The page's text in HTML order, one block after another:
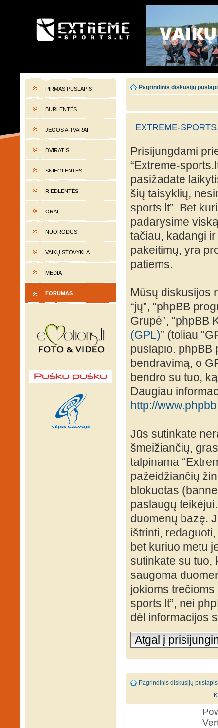
EXTREME-SPORTS.LT
PIRMAS PUSLAPIS
BURLENTĖS
JĖGOS AITVARAI
DVIRATIS
SNIEGLENTĖS
RIEDLENTĖS
ORAI
NUORODOS
VAIKŲ STOVYKLA
MEDIA
FORUMAS
Pagrindinis diskusijų
EXTREME-
Prisijungdami
“Extreme-
pasižadate
šių taisyklių,
sports.lt”. Bet
padarysime
tačiau, kadangi
pakeitimų, yra
patiems.
Mūsų diskusijos
“jų”, “phpBB
Grupė”, “phpBB
(GPL)” (toliau
puslapio. phpBB
bendravimą, o
bendro su tuo,
Daugiau
http://
Jūs sutinkate
šmeižiančių,
talpinama
pažeidžiančių
blokuotas
paslaugų
duomenų bazę.
ištrinti,
bet kuriuo metu
sutinkate su tuo,
saugoma
jokioms trečioms
sports.lt”, nei
dėl informacijos
Atgal į
Pagrindinis diskusijų puslapis